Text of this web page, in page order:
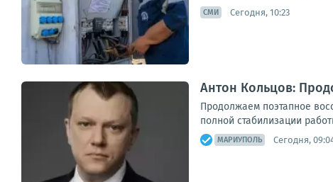
СМИ Сегодня, 10:23
Антон Кольцов:
Продолжаем поэтапное
полной стабилизации
МАРИУПОЛЬ Сегодня,